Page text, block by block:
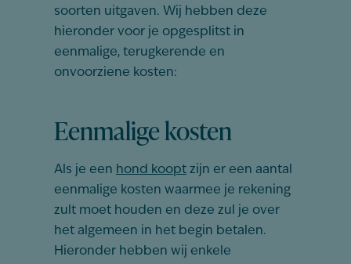
soorten uitgaven. Wij hebben deze
hieronder voor je opgesplitst in
eenmalige, terugkerende en
onvoorziene kosten:
Eenmalige kosten
Als je een hond koopt zijn er een aantal
eenmalige kosten waarmee je rekening
zult moet houden en deze zul je over
het algemeen in het begin betalen.
Hieronder hebben wij enkele